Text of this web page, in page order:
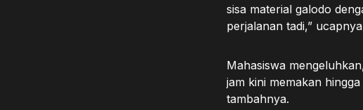
sisa material galodo
perjalanan tadi,”
Mahasiswa
jam kini memakan
tambahnya.